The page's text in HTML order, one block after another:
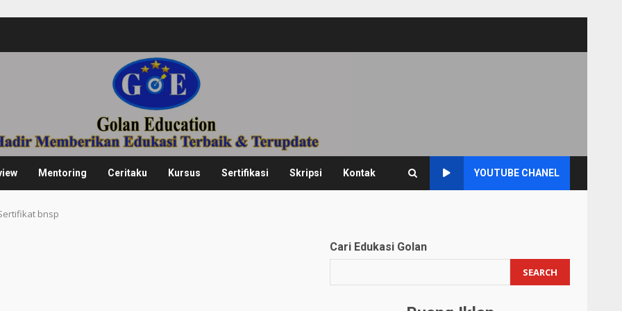
Mentoring Ceritaku Kursus Sertifikasi Skripsi Kontak YOUTUBE CHANEL
bnsp
Cari Edukasi Golan
SEARCH